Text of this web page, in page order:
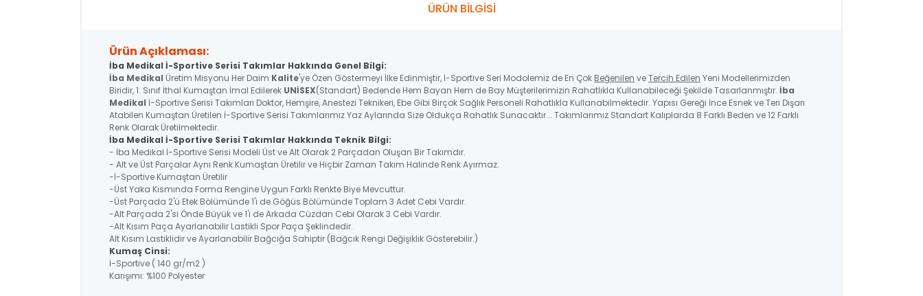
ÜRÜN BİLGİSİ
Ürün Açıklaması:
İba Medikal İ-Sportive Serisi Takımlar Hakkında Genel Bilgi:
İba Medikal Üretim Misyonu Her Daim Kalite'ye Özen Göstermeyi İlke Edinmiştir, İ-Sportive Seri Modolemiz de En Çok Beğenilen veTercih Edilen Yeni Modellerimizden
Biridir, 1. Sınıf İthal Kumaştan İmal Edilerek UNİSEX(Standart) Bedende Hem Bayan Hem de Bay Müşterilerimizin Rahatlıkla Kullanabileceği Şekilde Tasarlanmıştır. İba
Medikal İ-Sportive Serisi Takımları Doktor, Hemşire, Anestezi Teknikeri, Ebe Gibi Birçok Sağlık Personeli Rahatlıkla Kullanabilmektedir. Yapısı Gereği İnce Esnek ve Teri Dışarı
Atabilen Kumaştan Üretilen İ-Sportive Serisi Takımlarımız Yaz Aylarında Size Oldukça Rahatlık Sunacaktır... Takımlarımız Standart Kalıplarda 8 Farklı Beden ve 12 Farklı
Renk Olarak Üretilmektedir.
İba Medikal İ-Sportive Serisi Takımlar Hakkında Teknik Bilgi:
- İba Medikal İ-Sportive Serisi Modeli Üst ve Alt Olarak 2 Parçadan Oluşan Bir Takımdır.
- Alt ve Üst Parçalar Aynı Renk Kumaştan Üretilir ve Hiçbir Zaman Takım Halinde Renk Ayırmaz.
-İ-Sportive Kumaştan Üretilir
-Üst Yaka Kısmında Forma Rengine Uygun Farklı Renkte Biye Mevcuttur.
-Üst Parçada 2'ü Etek Bölümünde 1'i de Göğüs Bölümünde Toplam 3 Adet Cebi Vardır.
-Alt Parçada 2'si Önde Büyük ve 1'i de Arkada Cüzdan Cebi Olarak 3 Cebi Vardır.
-Alt Kısım Paça Ayarlanabilir Lastikli Spor Paça Şeklindedir.
Alt Kısım Lastiklidir ve Ayarlanabilir Bağcığa Sahiptir (Bağcık Rengi Değişiklik Gösterebilir.)
Kumaş Cinsi:
İ-Sportive ( 140 gr/m2 )
Karışımı: %100 Polyester